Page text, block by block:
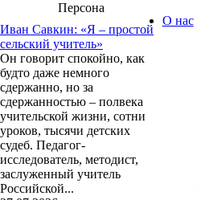
Персона
Иван Савкин: «Я – простой
сельский учитель»
Он говорит спокойно, как
будто даже немного
сдержанно, но за
сдержанностью – полвека
учительской жизни, сотни
уроков, тысячи детских
судеб. Педагог-
исследователь, методист,
заслуженный учитель
Российской...
О нас